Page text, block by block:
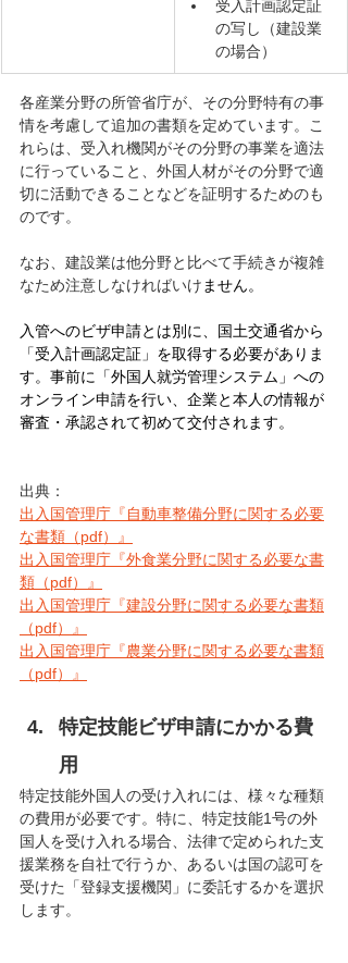
受入計画認定証
の写し（建設業
の場合）
各産業分野の所管省庁が、その分野特有の事
情を考慮して追加の書類を定めています。こ
れらは、受入れ機関がその分野の事業を適法
に行っていること、外国人材がその分野で適
切に活動できることなどを証明するためのも
のです。
なお、建設業は他分野と比べて手続きが複雑
なため注意しなければいけ ません。
入管へのビザ申請とは別に、国土交通省から
「受入計画認定証」を取得する必要がありま
す。事前に「外国人就労管理システム」への
オンライン申請を行い、企業と本人の情報が
審査・承認されて初めて交付されます。
出典：
出入国管理庁『自動車整備分野に関する必要
な書類（pdf）』
出入国管理庁『外食業分野に関する必要な書
類（pdf）』
出入国管理庁『建設分野に関する必要な書類
（pdf）』
出入国管理庁『農業分野に関する必要な書類
（pdf）』
特定技能ビザ申請にかかる費
用
特定技能外国人の受け入れには、様々な種類
の費用が必要です。特に、特定技能1号の外
国人を受け入れる場合、法律で定められた支
援業務を自社で行うか、あるいは国の認可を
受けた「登録支援機関」に委託するかを選択
します。